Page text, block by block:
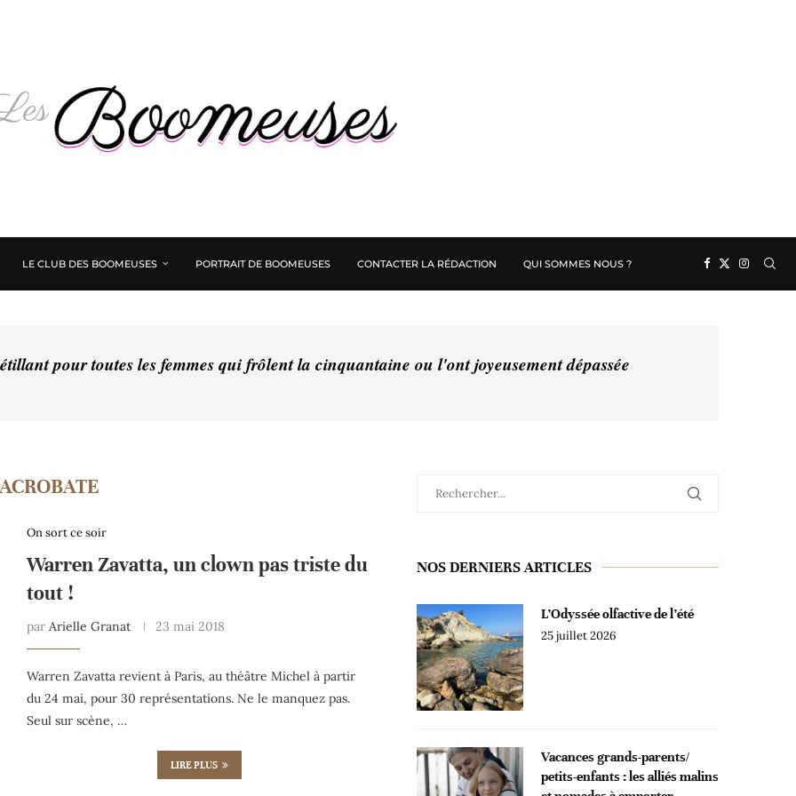
LE CLUB DES BOOMEUSES PORTRAIT DE BOOMEUSES CONTACTER LA RÉDACTION QUI SOMMES NOUS ?
pour toutes les femmes qui frôlent la cinquantaine ou l'ont joyeusement dépassée
ACROBATE
On sort ce soir
Warren Zavatta, un clown pas triste du
tout !
par Arielle Granat 23 mai 2018
Warren Zavatta revient à Paris, au théâtre Michel à partir
du 24 mai, pour 30 représentations. Ne le manquez pas.
Seul sur scène, …
LIRE PLUS
NOS DERNIERS ARTICLES
L’Odyssée olfactive de l’été
25 juillet 2026
Vacances grands-parents/
petits-enfants : les alliés malins